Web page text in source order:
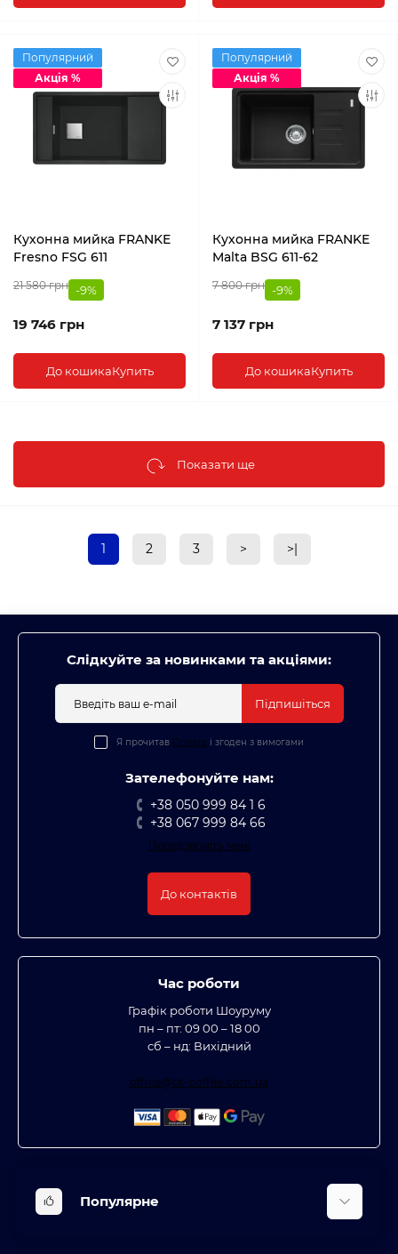
Популярний
Акція %
Кухонна мийка FRANKE
Fresno FSG 611
21 580 грн -9%
19 746 грн
До кошикаКупить
Популярний
Акція %
Кухонна мийка FRANKE
Malta BSG 611-62
7 800 грн -9%
7 137 грн
До кошикаКупить
Показати ще
1 2 3 > >|
Слідкуйте за новинками та акціями:
Підпишіться
Я прочитав Оплата і згоден з вимогами
Зателефонуйте нам:
+38 050 999 84 1 6
+38 067 999 84 66
Передзвоніть мені
До контактів
Час роботи
Графік роботи Шоуруму
пн – пт: 09 00 – 18 00
сб – нд: Вихідний
office@bt-coffee.com.ua
Популярне